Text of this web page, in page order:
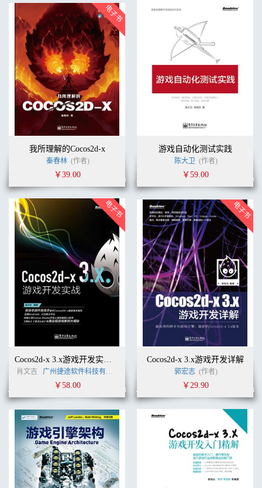
我所理解的Cocos2d-x
秦春林 (作者)
￥39.00
游戏自动化测试实践
陈大卫 (作者)
￥59.00
Cocos2d-x 3.x游戏开发实战(含CD光盘1张)
肖文吉 广州捷途软件科技有限公司
￥58.00
Cocos2d-x 3.x游戏开发详解
郭宏志 (作者)
￥29.90